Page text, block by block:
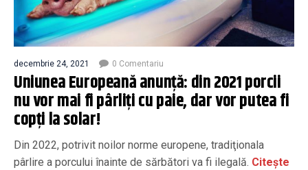
decembrie 24, 2021 0 Comentariu
Uniunea Europeană anunță: din 2021 porcii
nu vor mai fi pârliţi cu paie, dar vor putea fi
copţi la solar!
Din 2022, potrivit noilor norme europene, tradiţionala
pârlire a porcului înainte de sărbători va fi ilegală. Citește